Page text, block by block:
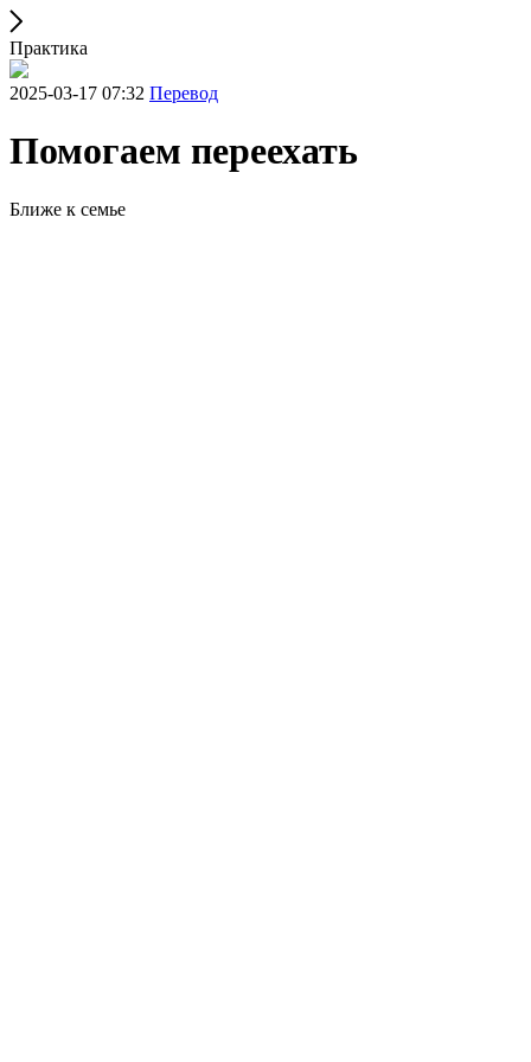
Практика
2025-03-17 07:32 Перевод
Помогаем переехать
Ближе к семье